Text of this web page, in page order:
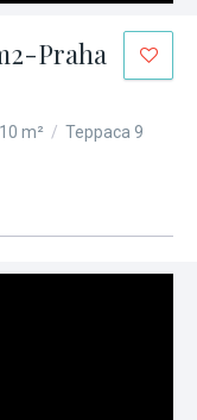
Praha
m² / Терраса 9